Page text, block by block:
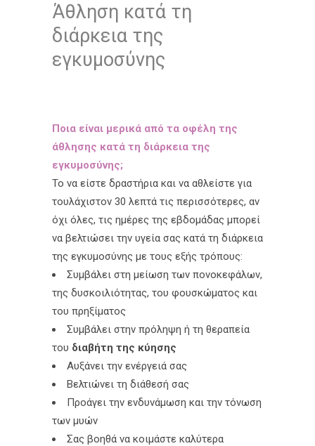
Άθληση κατά τη
διάρκεια της
εγκυμοσύνης
Ποια είναι μερικά από τα οφέλη της
άθλησης κατά τη διάρκεια της
εγκυμοσύνης;
Το να είστε δραστήρια και να αθλείστε για
τουλάχιστον 30 λεπτά τις περισσότερες, αν
όχι όλες, τις ημέρες της εβδομάδας μπορεί
να βελτιώσει την υγεία σας κατά τη διάρκεια
της εγκυμοσύνης με τους εξής τρόπους:
Συμβάλει στη μείωση των πονοκεφάλων,
της δυσκοιλιότητας, του φουσκώματος και
του πρηξίματος
Συμβάλει στην πρόληψη ή τη θεραπεία
του διαβήτη της κύησης
Αυξάνει την ενέργειά σας
Βελτιώνει τη διάθεσή σας
Προάγει την ενδυνάμωση και την τόνωση
των μυών
Σας βοηθά να κοιμάστε καλύτερα